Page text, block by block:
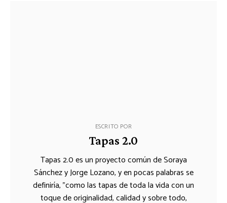
ESCRITO POR
Tapas 2.0
Tapas 2.0 es un proyecto común de Soraya
Sánchez y Jorge Lozano, y en pocas palabras se
definiría, "como las tapas de toda la vida con un
toque de originalidad, calidad y sobre todo,